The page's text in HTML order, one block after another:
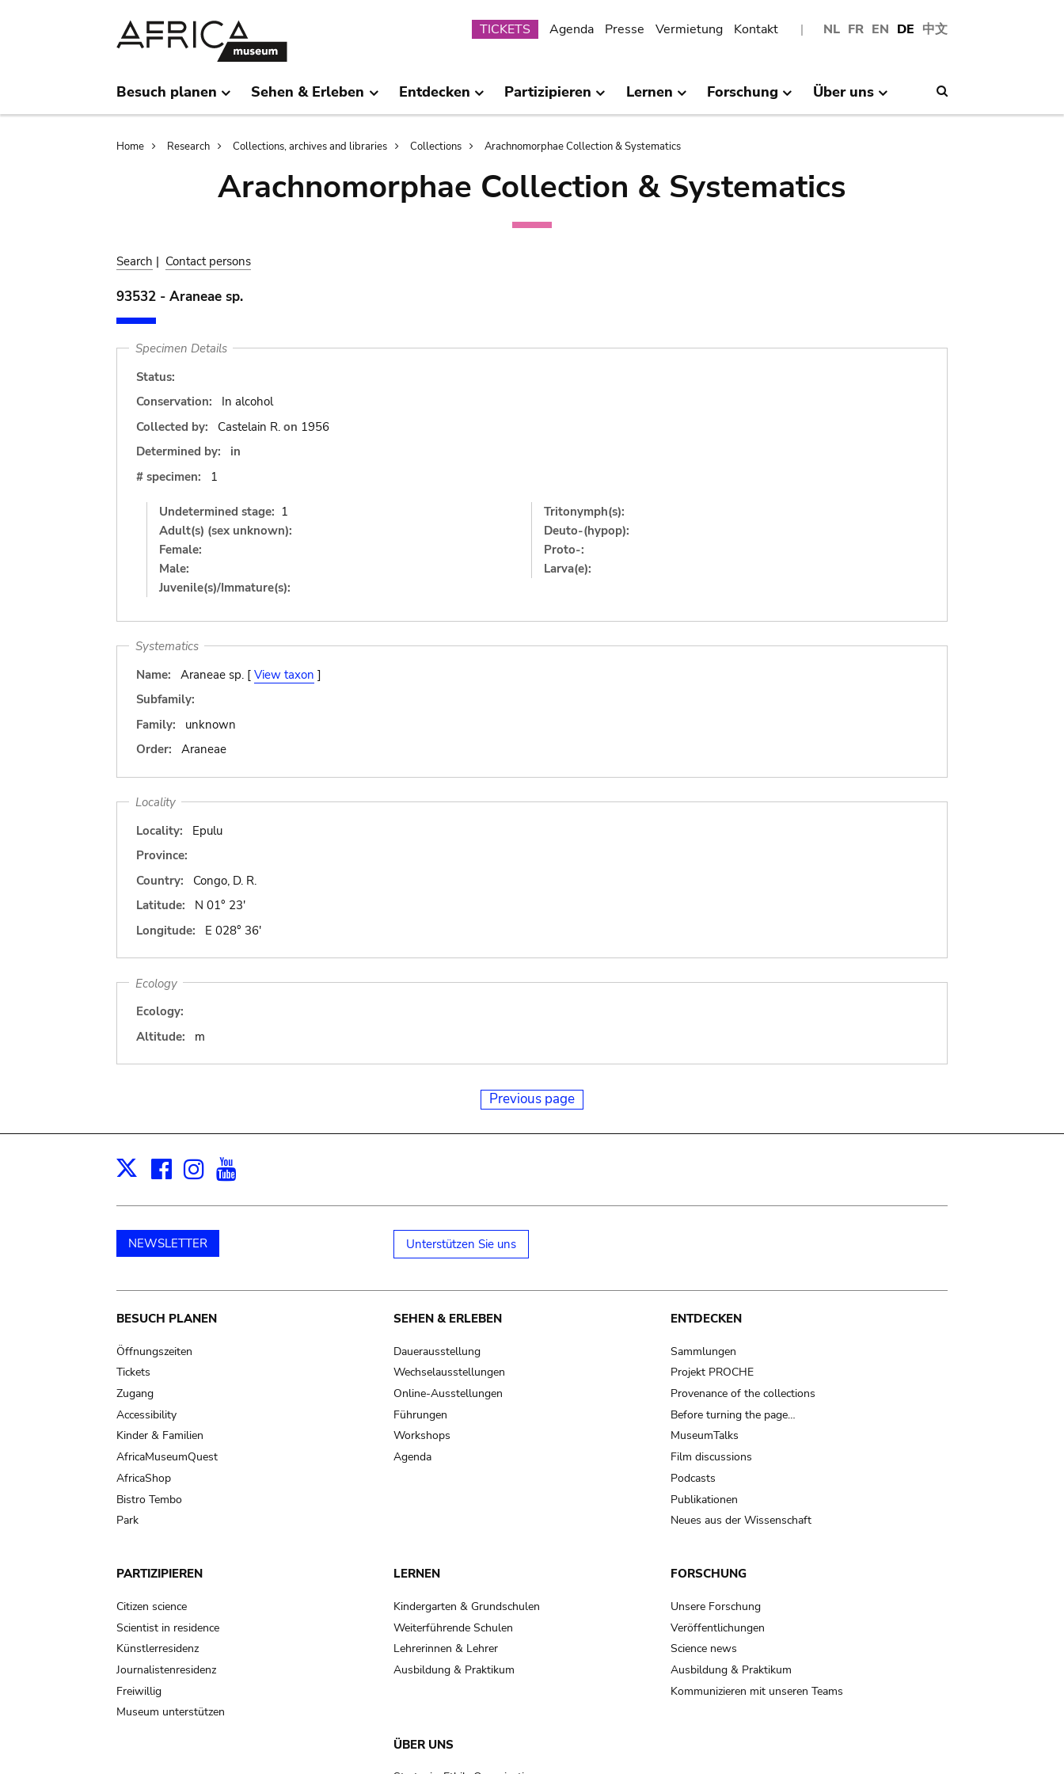
NL FR EN DE 中文
Submenu
TICKETS Agenda Presse Vermietung Kontakt
Besuch planen Sehen & Erleben Entdecken Partizipieren Lernen Forschung Über uns
Breadcrumb
Home Research Collections, archives and libraries Collections Arachnomorphae Collection & Systematics
Arachnomorphae Collection & Systematics
Search | Contact persons
93532 - Araneae sp.
Specimen Details
Status:
Conservation:
In alcohol
Collected by:
Castelain R. on 1956
Determined by:
in
# specimen:
1
Undetermined stage: 1
Adult(s) (sex unknown):
Female:
Male:
Juvenile(s)/Immature(s):
Tritonymph(s):
Deuto-(hypop):
Proto-:
Larva(e):
Systematics
Name:
Araneae sp. [ View taxon ]
Subfamily:
Family:
unknown
Order:
Araneae
Locality
Locality:
Epulu
Province:
Country:
Congo, D. R.
Latitude:
N 01° 23'
Longitude:
E 028° 36'
Ecology
Ecology:
Altitude:
m
Previous page
X Facebook
Instagram
NEWSLETTER Unterstützen Sie uns
Main
navigation
BESUCH PLANEN
Öffnungszeiten
Tickets
Zugang
Accessibility
Kinder & Familien
AfricaMuseumQuest
AfricaShop
Bistro Tembo
Park
SEHEN & ERLEBEN
Dauerausstellung
Wechselausstellungen
Online-Ausstellungen
Führungen
Workshops
Agenda
ENTDECKEN
Sammlungen
Projekt PROCHE
Provenance of the collections
Before turning the page…
MuseumTalks
Film discussions
Podcasts
Publikationen
Neues aus der Wissenschaft
PARTIZIPIEREN
Citizen science
Scientist in residence
Künstlerresidenz
Journalistenresidenz
Freiwillig
Museum unterstützen
LERNEN
Kindergarten & Grundschulen
Weiterführende Schulen
Lehrerinnen & Lehrer
Ausbildung & Praktikum
FORSCHUNG
Unsere Forschung
Veröffentlichungen
Science news
Ausbildung & Praktikum
Kommunizieren mit unseren Teams
ÜBER UNS